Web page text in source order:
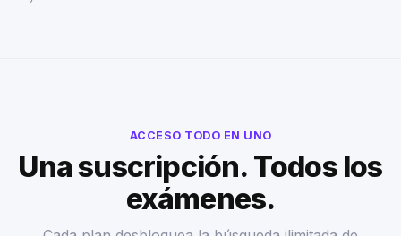
ACCESO TODO EN UNO
Una suscripción. Todos los
exámenes.